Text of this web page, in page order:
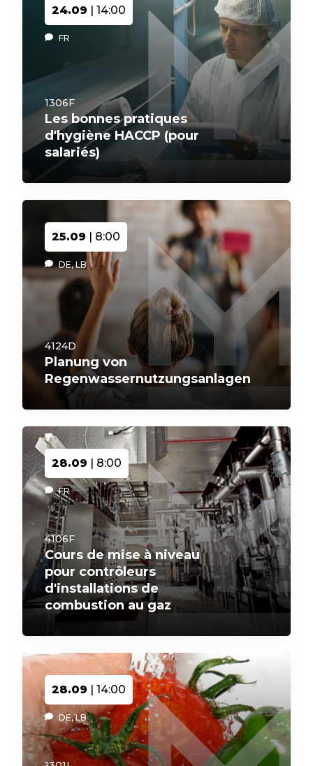
24.09 | 14:00
FR
1306F
Les bonnes pratiques
d'hygiène HACCP (pour
salariés)
25.09 | 8:00
DE, LB
4124D
Planung von
Regenwassernutzungsanlagen
28.09 | 8:00
FR
4106F
Cours de mise à niveau
pour contrôleurs
d'installations de
combustion au gaz
28.09 | 14:00
DE, LB